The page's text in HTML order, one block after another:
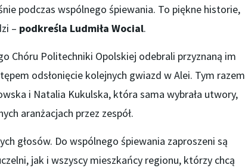
podczas wspólnego śpiewania. To piękne historie,
– podkreśla Ludmiła Wocial.
Chóru Politechniki Opolskiej odebrali przyznaną im
odsłonięcie kolejnych gwiazd w Alei. Tym razem
i Natalia Kukulska, która sama wybrała utwory,
aranżacjach przez zespół.
głosów. Do wspólnego śpiewania zaproszeni są
jak i wszyscy mieszkańcy regionu, którzy chcą